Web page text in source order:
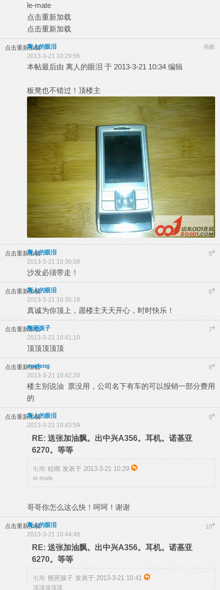
le-mate
点击重新加载
点击重新加载
点击重新加载 地板
离人的眼泪
2013-3-21 10:29:56
本帖最后由 离人的眼泪 于 2013-3-21 10:34 编辑
板凳也不错过！顶楼主
点击重新加载 5#
离人的眼泪
2013-3-21 10:30:08
沙发必须带走！
点击重新加载 6#
离人的眼泪
2013-3-21 10:30:18
真诚为你顶上，愿楼主天天开心，时时快乐！
点击重新加载 7#
熊死孩子
2013-3-21 10:41:10
顶顶顶顶顶
点击重新加载 8#
xuefeng
2013-3-21 10:42:20
楼主别说油 票没用，公司名下有车的可以报销一部分费用
的
点击重新加载 9#
离人的眼泪
2013-3-21 10:43:59
RE: 送张加油飘。出中兴A356。耳机。诺基亚
6270。等等
引用: 枯雨 发表于 2013-3-21 10:29
le-mate
哥哥你怎么这么快！呵呵！谢谢
点击重新加载 10#
离人的眼泪
2013-3-21 10:44:48
RE: 送张加油飘。出中兴A356。耳机。诺基亚
6270。等等
引用: 熊死孩子 发表于 2013-3-21 10:41
顶顶顶顶顶